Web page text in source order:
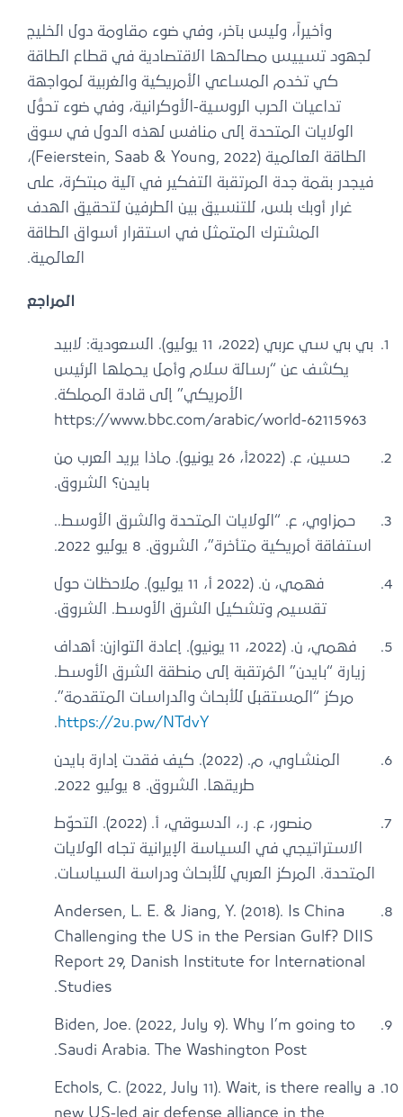
وأخيراً، وليس بآخر، وفي ضوء مقاومة دول الخليج
لجهود تسييس مصالحها الاقتصادية في قطاع الطاقة
كي تخدم المساعي الأمريكية والغربية لمواجهة
تداعيات الحرب الروسية-الأوكرانية، وفي ضوء تحوُّل
الولايات المتحدة إلى منافس لهذه الدول في سوق
الطاقة العالمية (Feierstein, Saab & Young, 2022)،
فيجدر بقمة جدة المرتقبة التفكير في آلية مبتكرة، على
غرار أوبك بلس، للتنسيق بين الطرفين لتحقيق الهدف
المشترك المتمثل في استقرار أسواق الطاقة
العالمية.
المراجع
بي بي سي عربي (2022، 11 يوليو). السعودية: لابيد
يكشف عن “رسالة سلام وأمل يحملها الرئيس
الأمريكي” إلى قادة المملكة.
https://www.bbc.com/arabic/world-62115963
حسين، ع. (2022أ، 26 يونيو). ماذا يريد العرب من
بايدن؟ الشروق.
حمزاوي، ع. “الولايات المتحدة والشرق الأوسط..
استفاقة أمريكية متأخرة”، الشروق. 8 يوليو 2022.
فهمي، ن. (2022 أ، 11 يوليو). ملاحظات حول
تقسيم وتشكيل الشرق الأوسط. الشروق.
فهمي، ن. (2022، 11 يونيو). إعادة التوازن: أهداف
زيارة “بايدن” المُرتقبة إلى منطقة الشرق الأوسط.
مركز “المستقبل للأبحاث والدراسات المتقدمة”.
https://2u.pw/NTdvY
.
المنشاوي، م. (2022). كيف فقدت إدارة بايدن
طريقها. الشروق. 8 يوليو 2022.
منصور، ع. ر.، الدسوقي، أ. (2022). التحوّط
الاستراتيجي في السياسة الإيرانية تجاه الولايات
المتحدة. المركز العربي للأبحاث ودراسة السياسات.
Andersen, L. E. & Jiang, Y. (2018). Is China
Challenging the US in the Persian Gulf? DIIS
Report 29, Danish Institute for International
Studies.
Biden, Joe. (2022, July 9). Why I’m going to
Saudi Arabia. The Washington Post.
Echols, C. (2022, July 11). Wait, is there really a
new US-led air defense alliance in the